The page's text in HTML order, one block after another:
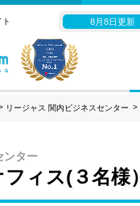
8月8日更新
リージャス 関内ビジネスセンター
ンター
ィス(３名様）